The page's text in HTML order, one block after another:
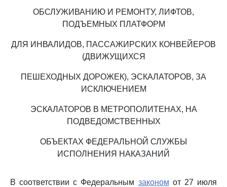
ОБСЛУЖИВАНИЮ И РЕМОНТУ, ЛИФТОВ,
ПОДЪЕМНЫХ ПЛАТФОРМ
ДЛЯ ИНВАЛИДОВ, ПАССАЖИРСКИХ КОНВЕЙЕРОВ
(ДВИЖУЩИХСЯ
ПЕШЕХОДНЫХ ДОРОЖЕК), ЭСКАЛАТОРОВ, ЗА
ИСКЛЮЧЕНИЕМ
ЭСКАЛАТОРОВ В МЕТРОПОЛИТЕНАХ, НА
ПОДВЕДОМСТВЕННЫХ
ОБЪЕКТАХ ФЕДЕРАЛЬНОЙ СЛУЖБЫ
ИСПОЛНЕНИЯ НАКАЗАНИЙ
В соответствии с Федеральным законом от 27 июля